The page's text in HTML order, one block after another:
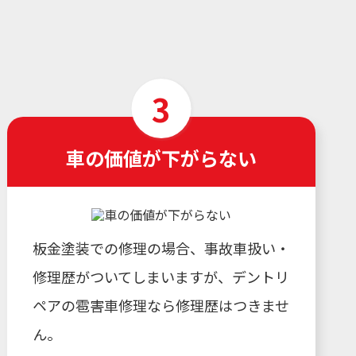
車の価値が下がらない
板金塗装での修理の場合、事故車扱い・
修理歴がついてしまいますが、デントリ
ペアの雹害車修理なら修理歴はつきませ
ん。